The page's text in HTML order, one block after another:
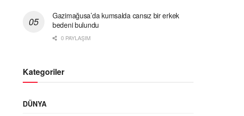
Gazimağusa’da kumsalda cansız bir erkek
bedeni bulundu
0 PAYLAŞIM
Kategoriler
DÜNYA